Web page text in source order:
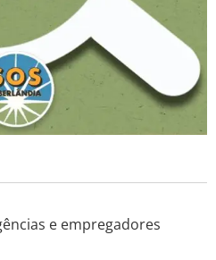
e empregadores